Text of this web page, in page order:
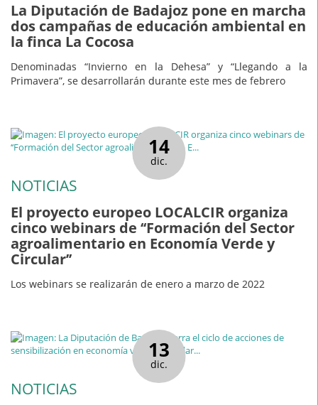
La Diputación de Badajoz pone en marcha
dos campañas de educación ambiental en
la finca La Cocosa
Denominadas “Invierno en la Dehesa” y “Llegando a la
Primavera”, se desarrollarán durante este mes de febrero
14
dic.
NOTICIAS
El proyecto europeo LOCALCIR organiza
cinco webinars de ‘‘Formación del Sector
agroalimentario en Economía Verde y
Circular’’
Los webinars se realizarán de enero a marzo de 2022
13
dic.
NOTICIAS